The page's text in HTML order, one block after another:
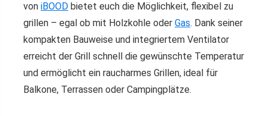
von iBOOD bietet euch die Möglichkeit, flexibel zu
grillen – egal ob mit Holzkohle oder Gas. Dank seiner
kompakten Bauweise und integriertem Ventilator
erreicht der Grill schnell die gewünschte Temperatur
und ermöglicht ein raucharmes Grillen, ideal für
Balkone, Terrassen oder Campingplätze.